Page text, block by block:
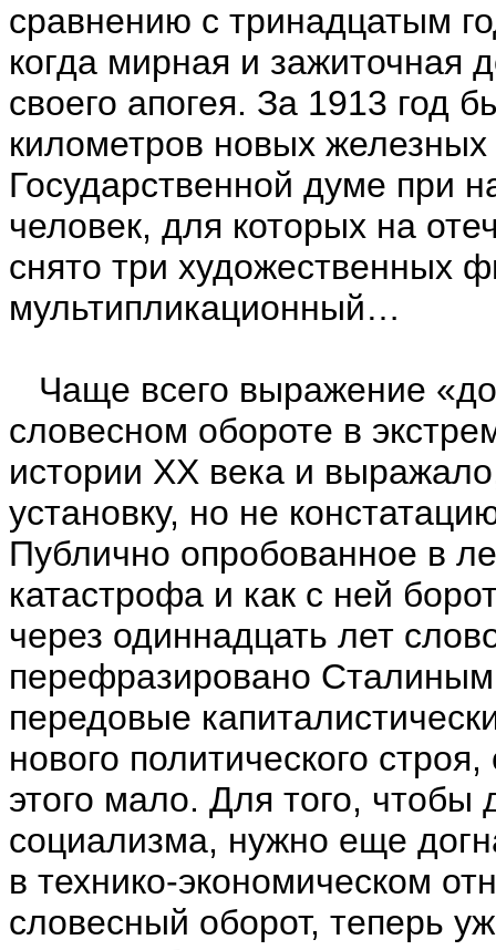
сравнению с тринадцатым
когда мирная и зажиточная
своего апогея. За 1913 год
километров новых железных
Государственной думе при
человек, для которых на
снято три художественных
мультипликационный…
Чаще всего выражение
словесном обороте в
истории ХХ века и
установку, но не
Публично опробованное в
катастрофа и как с ней
через одиннадцать лет
перефразировано
передовые
нового политического
этого мало. Для того, чтобы
социализма, нужно еще
в технико-экономическом
словесный оборот, теперь